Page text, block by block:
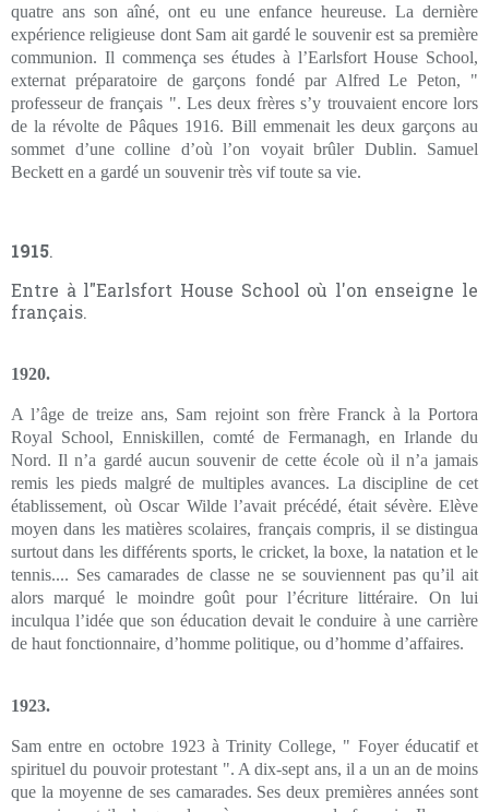
quatre ans son aîné, ont eu une enfance heureuse. La dernière
expérience religieuse dont Sam ait gardé le souvenir est sa première
communion. Il commença ses études à l’Earlsfort House School,
externat préparatoire de garçons fondé par Alfred Le Peton, "
professeur de français ". Les deux frères s’y trouvaient encore lors
de la révolte de Pâques 1916. Bill emmenait les deux garçons au
sommet d’une colline d’où l’on voyait brûler Dublin. Samuel
Beckett en a gardé un souvenir très vif toute sa vie.
1915.
Entre à l"Earlsfort House School où l'on enseigne le
français.
1920.
A l’âge de treize ans, Sam rejoint son frère Franck à la Portora
Royal School, Enniskillen, comté de Fermanagh, en Irlande du
Nord. Il n’a gardé aucun souvenir de cette école où il n’a jamais
remis les pieds malgré de multiples avances. La discipline de cet
établissement, où Oscar Wilde l’avait précédé, était sévère. Elève
moyen dans les matières scolaires, français compris, il se distingua
surtout dans les différents sports, le cricket, la boxe, la natation et le
tennis.... Ses camarades de classe ne se souviennent pas qu’il ait
alors marqué le moindre goût pour l’écriture littéraire. On lui
inculqua l’idée que son éducation devait le conduire à une carrière
de haut fonctionnaire, d’homme politique, ou d’homme d’affaires.
1923.
Sam entre en octobre 1923 à Trinity College, " Foyer éducatif et
spirituel du pouvoir protestant ". A dix-sept ans, il a un an de moins
que la moyenne de ses camarades. Ses deux premières années sont